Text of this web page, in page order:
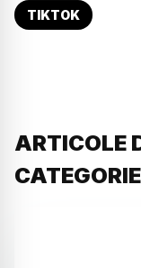
TIKTOK
ARTICOLE
CATEGORIE